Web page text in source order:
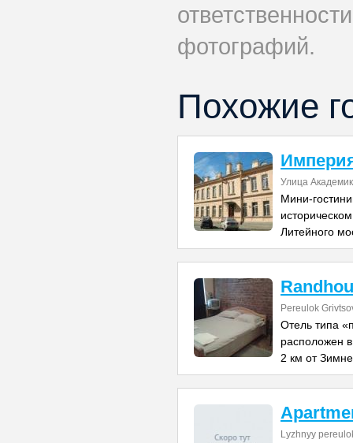
фотографий.
Похожие
Улица
Мини-
Литейного
Pereulok
Отель типа
расположен
2 км от
Lyzhnyy